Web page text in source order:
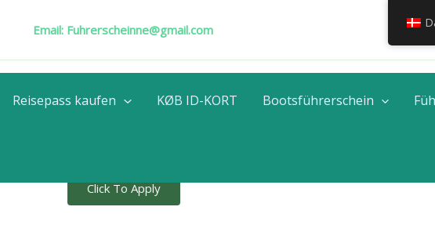
Email: Fuhrerscheinne@gmail.com
Reisepass kaufen KØB ID-KORT Bootsführerschein
BUY GERMAN LICENSE
for German,
and Documents
Click To Apply